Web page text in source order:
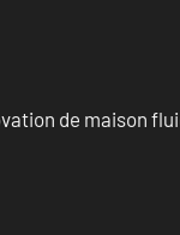
de maison